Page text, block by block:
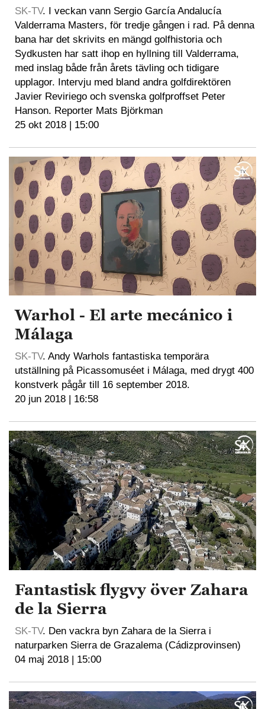
SK-TV. I veckan vann Sergio García Andalucía
Valderrama Masters, för tredje gången i rad. På denna
bana har det skrivits en mängd golfhistoria och
Sydkusten har satt ihop en hyllning till Valderrama,
med inslag både från årets tävling och tidigare
upplagor. Intervju med bland andra golfdirektören
Javier Reviriego och svenska golfproffset Peter
Hanson. Reporter Mats Björkman
25 okt 2018 | 15:00
Warhol - El arte mecánico i
Málaga
SK-TV. Andy Warhols fantastiska temporära
utställning på Picassomuséet i Málaga, med drygt 400
konstverk pågår till 16 september 2018.
20 jun 2018 | 16:58
Fantastisk flygvy över Zahara
de la Sierra
SK-TV. Den vackra byn Zahara de la Sierra i
naturparken Sierra de Grazalema (Cádizprovinsen)
04 maj 2018 | 15:00